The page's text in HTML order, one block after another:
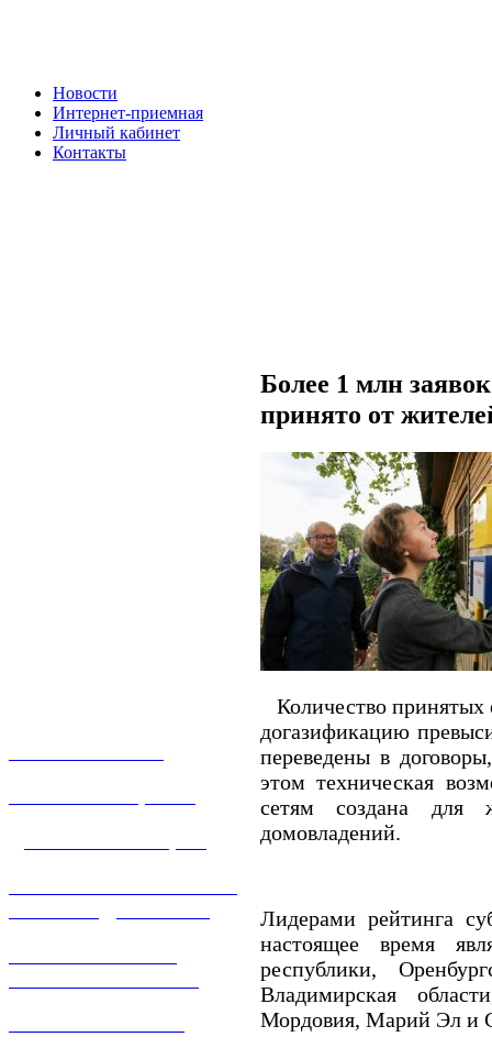
Новости
Интернет-приемная
Личный кабинет
Контакты
Более 1 млн
принято от
Количество принятых
догазификацию
переведены в
этом техническая
сетям создана для
домовладений.
Лидерами рейтинга
настоящее время
республики,
Владимирская
Мордовия, Марий Эл и